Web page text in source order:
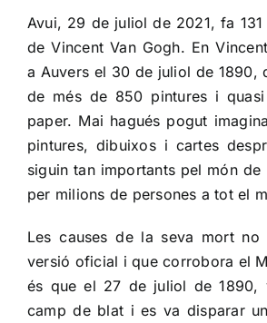
Avui, 29 de juliol de 2021, fa
de Vincent Van Gogh. En
a Auvers el 30 de juliol de 1890,
de més de 850 pintures i
paper. Mai hagués pogut
pintures, dibuixos i cartes
siguin tan importants pel món de
per milions de persones a tot el
Les causes de la seva mort no
versió oficial i que corrobora el
és que el 27 de juliol de 1890,
camp de blat i es va disparar